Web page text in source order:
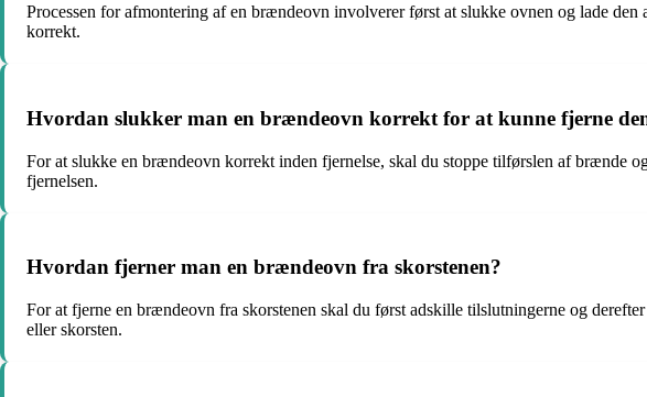
Processen for afmontering af en brændeovn involverer først at slukke ovnen og lade
korrekt.
Hvordan slukker man en brændeovn korrekt for at kunne fjerne
For at slukke en brændeovn korrekt inden fjernelse, skal du stoppe tilførslen af brænde
fjernelsen.
Hvordan fjerner man en brændeovn fra skorstenen?
For at fjerne en brændeovn fra skorstenen skal du først adskille tilslutningerne og
eller skorsten.